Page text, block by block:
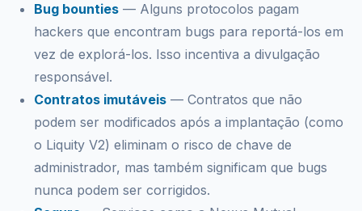
Bug bounties— Alguns protocolos pagam
hackers que encontram bugs para reportá-los em
vez de explorá-los. Isso incentiva a divulgação
responsável.
Contratos imutáveis— Contratos que não
podem ser modificados após a implantação (como
o Liquity V2) eliminam o risco de chave de
administrador, mas também significam que bugs
nunca podem ser corrigidos.